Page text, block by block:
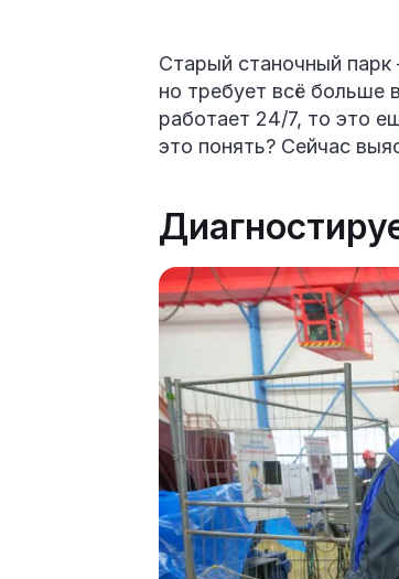
Старый станочный
но требует всё больше
работает 24/7, то это
это понять? Сейчас